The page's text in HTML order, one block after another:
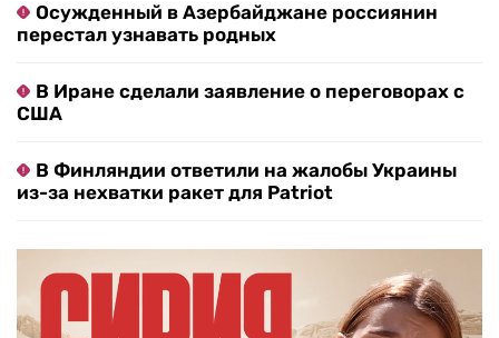
Осужденный в Азербайджане россиянин
перестал узнавать родных
В Иране сделали заявление о переговорах с
США
В Финляндии ответили на жалобы Украины
из-за нехватки ракет для Patriot